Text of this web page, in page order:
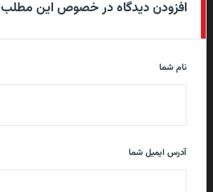
افزودن دیدگاه در خصوص این مطلب
نام شما
آدرس ایمیل شما